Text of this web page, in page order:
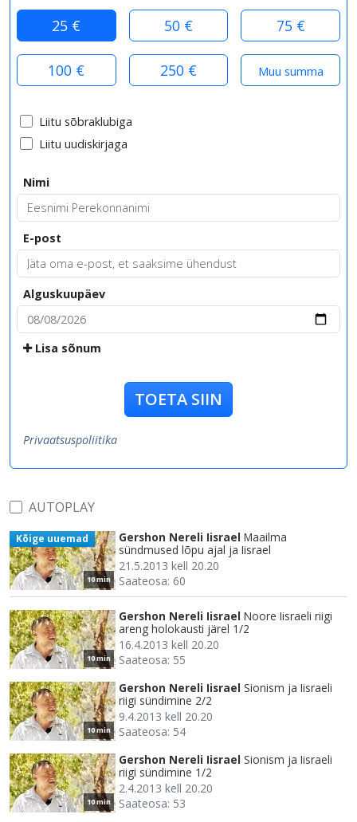
25 € 50 € 75 €
100 € 250 €
Liitu sõbraklubiga
Liitu uudiskirjaga
Nimi
E-post
Alguskuupäev
Lisa sõnum
TOETA SIIN
Privaatsuspoliitika
AUTOPLAY
10 min
Kõige uuemad Gershon Nereli Iisrael Maailma
sündmused lõpu ajal ja Iisrael
21.5.2013 kell 20.20
Saateosa: 60
10 min
Gershon Nereli Iisrael Noore Iisraeli riigi
areng holokausti järel 1/2
16.4.2013 kell 20.20
Saateosa: 55
10 min
Gershon Nereli Iisrael Sionism ja Iisraeli
riigi sündimine 2/2
9.4.2013 kell 20.20
Saateosa: 54
10 min
Gershon Nereli Iisrael Sionism ja Iisraeli
riigi sündimine 1/2
2.4.2013 kell 20.20
Saateosa: 53